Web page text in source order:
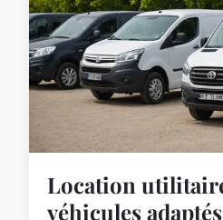
Location
véhicules